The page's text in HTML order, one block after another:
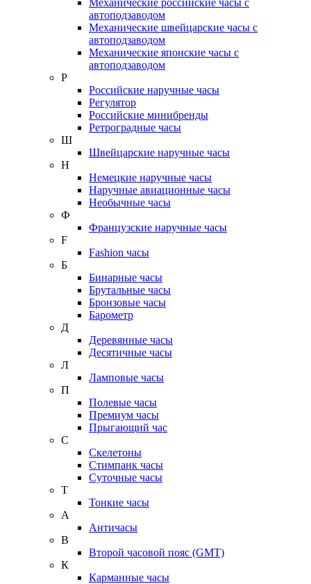
Механические российские часы с
автоподзаводом
Механические швейцарские часы с
автоподзаводом
Механические японские часы с
автоподзаводом
Р
Российские наручные часы
Регулятор
Российские минибренды
Ретроградные часы
Ш
Швейцарские наручные часы
Н
Немецкие наручные часы
Наручные авиационные часы
Необычные часы
Ф
Французские наручные часы
F
Fashion часы
Б
Бинарные часы
Брутальные часы
Бронзовые часы
Барометр
Д
Деревянные часы
Десятичные часы
Л
Ламповые часы
П
Полевые часы
Премиум часы
Прыгающий час
С
Скелетоны
Стимпанк часы
Суточные часы
Т
Тонкие часы
А
Античасы
В
Второй часовой пояс (GMT)
К
Карманные часы